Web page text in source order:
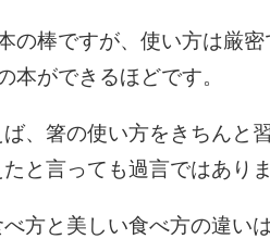
の棒ですが、使い方は厳
本ができるほどです。
、箸の使い方をきちんと
と言っても過言ではありま
方と美しい食べ方の違い